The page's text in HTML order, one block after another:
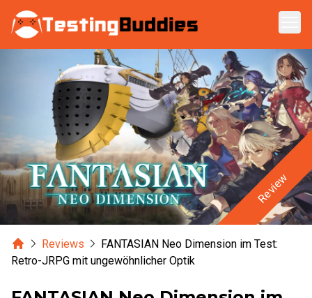
Zum Hauptinhalt springen
Review
HomeReviews
FANTASIAN Neo Dimension im Test:
Retro-JRPG mit ungewöhnlicher Optik